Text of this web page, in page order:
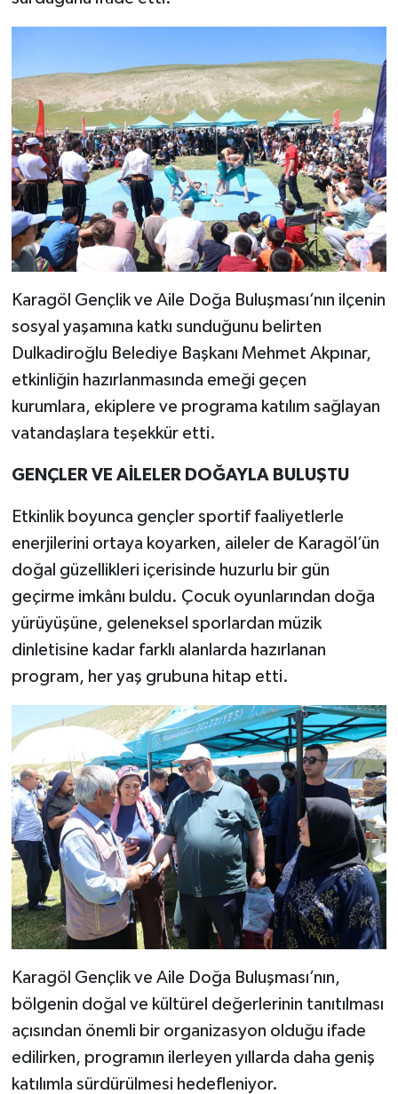
Karagöl Gençlik ve Aile Doğa Buluşması’nın ilçenin
sosyal yaşamına katkı sunduğunu belirten
Dulkadiroğlu Belediye Başkanı Mehmet Akpınar,
etkinliğin hazırlanmasında emeği geçen
kurumlara, ekiplere ve programa katılım sağlayan
vatandaşlara teşekkür etti.
GENÇLER VE AİLELER DOĞAYLA BULUŞTU
Etkinlik boyunca gençler sportif faaliyetlerle
enerjilerini ortaya koyarken, aileler de Karagöl’ün
doğal güzellikleri içerisinde huzurlu bir gün
geçirme imkânı buldu. Çocuk oyunlarından doğa
yürüyüşüne, geleneksel sporlardan müzik
dinletisine kadar farklı alanlarda hazırlanan
program, her yaş grubuna hitap etti.
Karagöl Gençlik ve Aile Doğa Buluşması’nın,
bölgenin doğal ve kültürel değerlerinin tanıtılması
açısından önemli bir organizasyon olduğu ifade
edilirken, programın ilerleyen yıllarda daha geniş
katılımla sürdürülmesi hedefleniyor.